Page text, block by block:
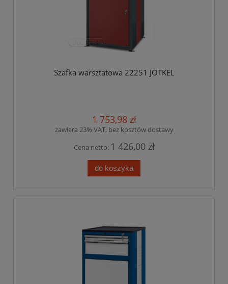
Szafka warsztatowa 22251 JOTKEL
1 753,98 zł
zawiera 23% VAT, bez kosztów dostawy
Cena netto: 1 426,00 zł
do koszyka